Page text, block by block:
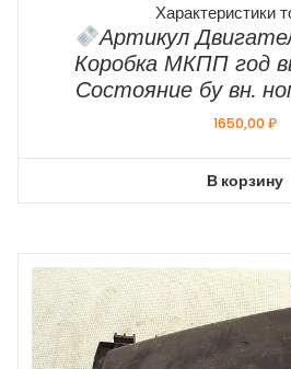
Характеристики
Артикул
Коробка МКПП год
Состояние бу вн.
1650,00₽
В корзину